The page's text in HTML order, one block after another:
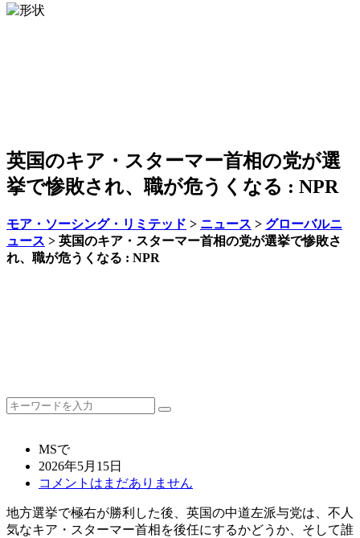
英国のキア・スターマー首相の党が選
挙で惨敗され、職が危うくなる : NPR
モア・ソーシング・リミテッド > ニュース > グローバルニ
ュース > 英国のキア・スターマー首相の党が選挙で惨敗さ
れ、職が危うくなる : NPR
MSで
2026年5月15日
コメントはまだありません
地方選挙で極右が勝利した後、英国の中道左派与党は、不人
気なキア・スターマー首相を後任にするかどうか、そして誰